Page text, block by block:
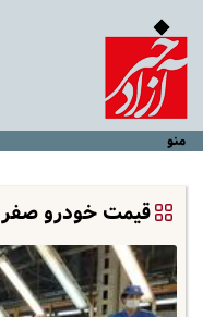
منو
قیمت خودرو صفر